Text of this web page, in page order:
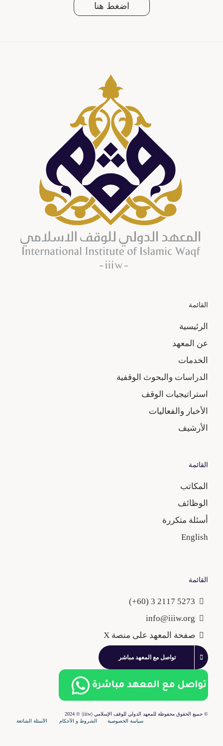
اضغط هنا
القائمة
الرئيسية
عن المعهد
الخدمات
الدراسات والبحوث الوقفية
استراتيجيات الوقف
الأخبار والفعاليات
الأرشيف
القائمة
المكاتب
الوظائف
أسئلة متكررة
English
القائمة
5273 2117 3 (60+)
info@iiiw.org
صفحة المعهد على منصة X
تواصل مع المعهد مباشر
© جميع الحقوق محفوظة للمعهد اﻟﺪوﻟﻲ ﻟﻠﻮﻗﻒ اﻹﺳﻼﻣﻲ〈
iiiw〉
© 2024
سياسة الخصوصية
الشروط و اﻷحكام اﻷسئلة الشائعة